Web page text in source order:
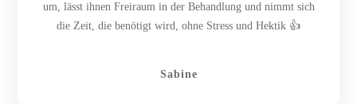
um, lässt ihnen Freiraum in der Behandlung und nimmt sich
die Zeit, die benötigt wird, ohne Stress und Hektik 👍
Sabine